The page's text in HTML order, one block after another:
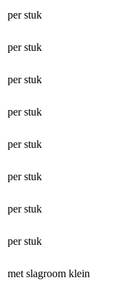
per stuk
per stuk
per stuk
per stuk
per stuk
per stuk
per stuk
per stuk
met slagroom klein